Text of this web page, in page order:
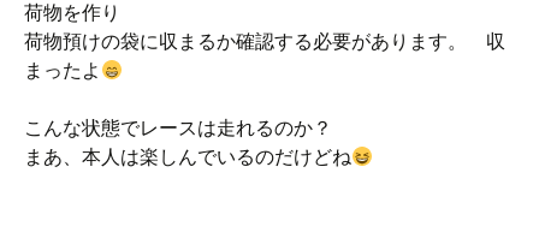
荷物を作り
荷物預けの袋に収まるか確認する必要があります。 収
まったよ
こんな状態でレースは走れるのか？
まあ、本人は楽しんでいるのだけどね